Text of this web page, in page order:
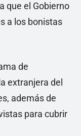
que el Gobierno
a los bonistas
de
extranjera del
además de
para cubrir